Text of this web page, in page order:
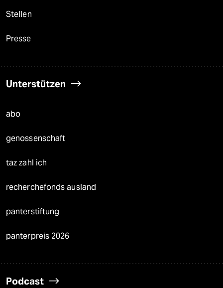
Stellen
Presse
Unterstützen
abo
genossenschaft
taz zahl ich
recherchefonds ausland
panterstiftung
panterpreis 2026
Podcast